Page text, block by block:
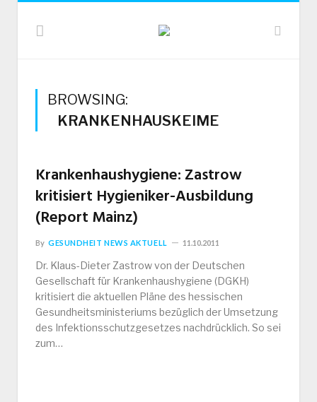
BROWSING:
KRANKENHAUSKEIME
Krankenhaushygiene: Zastrow
kritisiert Hygieniker-Ausbildung
(Report Mainz)
By GESUNDHEIT NEWS AKTUELL 11.10.2011
Dr. Klaus-Dieter Zastrow von der Deutschen
Gesellschaft für Krankenhaushygiene (DGKH)
kritisiert die aktuellen Pläne des hessischen
Gesundheitsministeriums bezüglich der Umsetzung
des Infektionsschutzgesetzes nachdrücklich. So sei
zum…